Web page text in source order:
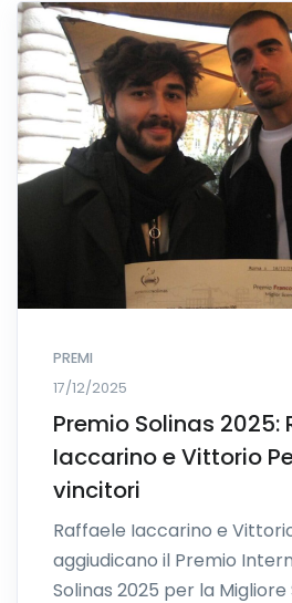
PREMI
17/12/2025
Premio Solinas 2025:
Iaccarino e Vittorio
vincitori
Raffaele Iaccarino e
aggiudicano il Premio
Solinas 2025 per la